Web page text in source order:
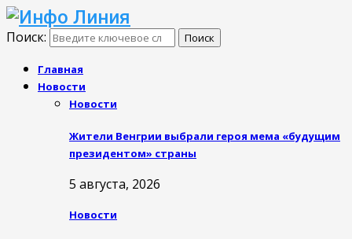
Поиск: Поиск
Главная
Новости
Новости
Жители Венгрии выбрали героя мема «будущим
президентом» страны
5 августа, 2026
Новости